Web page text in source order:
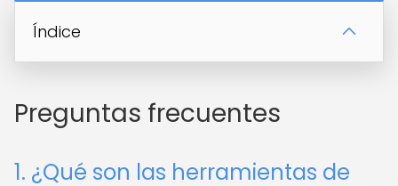
Índice
Preguntas frecuentes
1. ¿Qué son las herramientas de